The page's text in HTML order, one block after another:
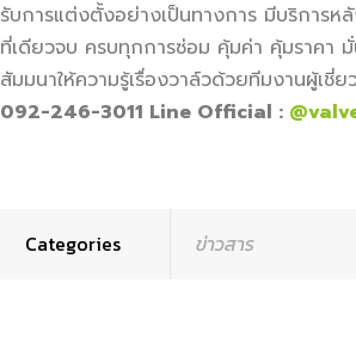
รับการแต่งตั้งอย่างเป็นทางการ มีบริการห
ที่เดียวจบ ครบทุกการซ่อม คุ้มค่า คุ้มราคา
สัมมนาให้ความรู้เรื่องวาล์วด้วยทีมงานผู้เชี่
092-246-3011 Line Official :
Categories ข่าวสาร